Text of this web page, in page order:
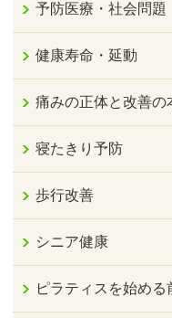
予防医療・社会問題
健康寿命・延動
痛みの正体と改善の
寝たきり予防
歩行改善
シニア健康
ピラティスを始める